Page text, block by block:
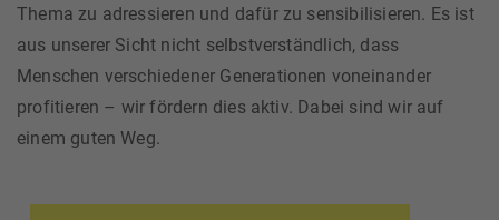
Thema zu adressieren und dafür zu sensibilisieren. Es ist
aus unserer Sicht nicht selbstverständlich, dass
Menschen verschiedener Generationen voneinander
profitieren – wir fördern dies aktiv. Dabei sind wir auf
einem guten Weg.